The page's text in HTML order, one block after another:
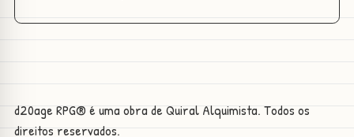
d20age RPG® é uma obra de Quiral Alquimista. Todos os
direitos reservados.